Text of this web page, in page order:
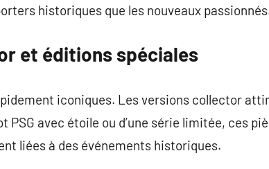
historiques que les nouveaux
et éditions spéciales
iconiques. Les versions collector
PSG avec étoile ou d’une série limitée, ces
liées à des événements historiques.